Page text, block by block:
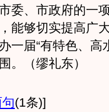
委、市政府的一
能够切实提高广
一届“有特色、
围。（缪礼东）
(1条)]